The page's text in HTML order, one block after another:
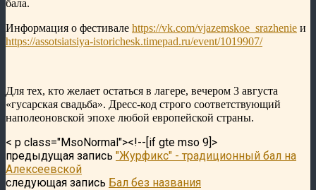
бала.
Информация о фестивале https://vk.com/vjazemskoe_srazhenie и
https://assotsiatsiya-istorichesk.timepad.ru/event/1019907/
Для тех, кто желает остаться в лагере, вечером 3 августа
«гусарская свадьба». Дресс-код строго соответствующий
наполеоновской эпохе любой европейской страны.
< p class="MsoNormal"><!--[if gte mso 9]>
предыдущая запись "Журфикс" - традиционный бал на
Алексеевской
следующая запись Бал без названия